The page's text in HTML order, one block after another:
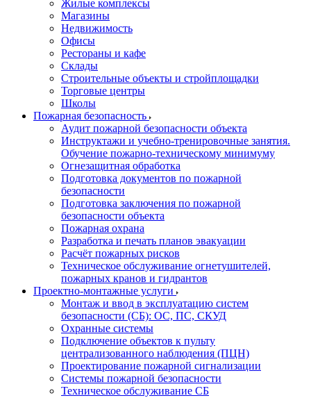
Жилые комплексы
Магазины
Недвижимость
Офисы
Рестораны и кафе
Склады
Строительные объекты и стройплощадки
Торговые центры
Школы
Пожарная безопасность
Аудит пожарной безопасности объекта
Инструктажи и учебно-тренировочные занятия.
Обучение пожарно-техническому минимуму
Огнезащитная обработка
Подготовка документов по пожарной
безопасности
Подготовка заключения по пожарной
безопасности объекта
Пожарная охрана
Разработка и печать планов эвакуации
Расчёт пожарных рисков
Техническое обслуживание огнетушителей,
пожарных кранов и гидрантов
Проектно-монтажные услуги
Монтаж и ввод в эксплуатацию систем
безопасности (СБ): ОС, ПС, СКУД
Охранные системы
Подключение объектов к пульту
централизованного наблюдения (ПЦН)
Проектирование пожарной сигнализации
Системы пожарной безопасности
Техническое обслуживание СБ